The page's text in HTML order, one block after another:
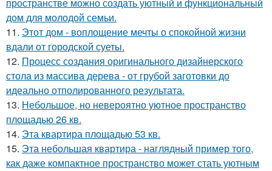
дом для молодой семьи.
11. Этот дом - воплощение мечты о спокойной жизни
вдали от городской суеты.
12. Процесс создания оригинального дизайнерского
стола из массива дерева - от грубой заготовки до
идеально отполированного результата.
13. Небольшое, но невероятно уютное пространство
площадью 26 кв.
14. Эта квартира площадью 53 кв.
15. Эта небольшая квартира - наглядный пример того,
как даже компактное пространство может стать уютным